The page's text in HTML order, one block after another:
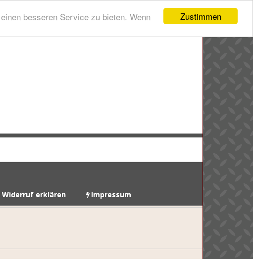
Zustimmen
besseren Service zu bieten. Wenn
Widerruf erklären Impressum